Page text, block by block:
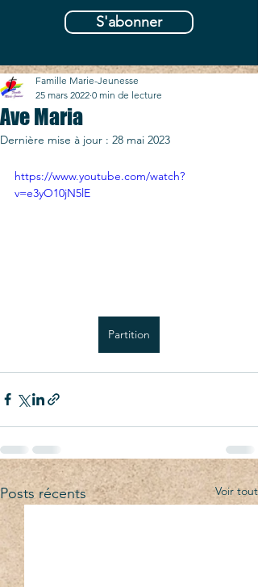
S'abonner
Ave Maria
Famille Marie-Jeunesse
25 mars 2022 0 min de lecture
Dernière mise à jour : 28 mai 2023
https://www.youtube.com/watch?
v=e3yO10jN5lE
Partition
Posts récents Voir tout